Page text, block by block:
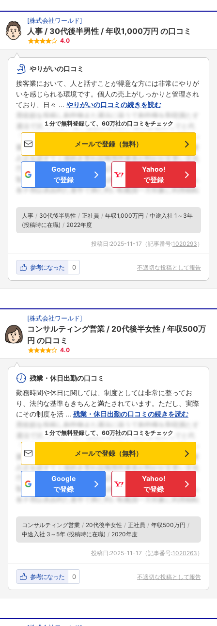
[株式会社ワールド]
人事 30代後半男性 年収1,000万円 の口コミ
4.0
やりがいの口コミ
接客業において、人と話すことが得意な方には非常にやりが
いを感じられる環境です。個人の売上がしっかりと管理され
ており、日々 ... やりがいの口コミの続きを読む
１分で無料登録して、60万社の口コミをチェック
メールで登録（無料）
Google
で登録
Yahoo!
で登録
人事 30代後半男性 正社員 年収1,000万円
中途入社 1～3年
(投稿時に在職)
2022年度
投稿日:2025-11-17 （記事番号:1020293 ）
参考になった 0 不適切な投稿として報告
[株式会社ワールド]
コンサルティング営業 20代後半女性
年収500万
円 の口コミ
4.0
残業・休日出勤の口コミ
勤務時間や休日に関しては、制度としては非常に整ってお
り、法的な基準もきちんと満たされています。ただし、実際
にその制度を活 ... 残業・休日出勤の口コミの続きを読む
１分で無料登録して、60万社の口コミをチェック
メールで登録（無料）
Google
で登録
Yahoo!
で登録
コンサルティング営業 20代後半女性 正社員
年収500万円
中途入社 3～5年 (投稿時に在職)
2020年度
投稿日:2025-11-17 （記事番号:1020263 ）
参考になった 0 不適切な投稿として報告